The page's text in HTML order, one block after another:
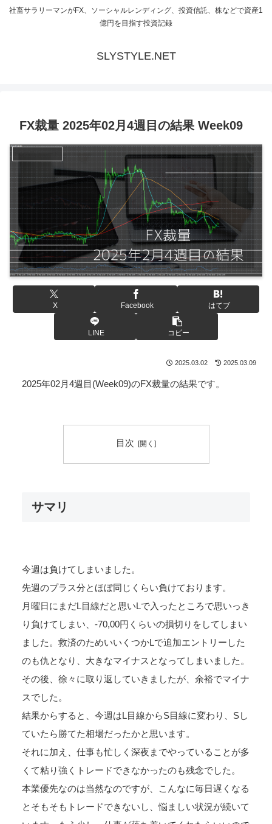
社畜サラリーマンがFX、ソーシャルレンディング、投資信託、株などで資産1
億円を目指す投資記録
SLYSTYLE.NET
FX裁量 2025年02月4週目の結果 Week09
X Facebook はてブ
LINE コピー
2025.03.02 2025.03.09
2025年02月4週目(Week09)のFX裁量の結果です。
目次
サマリ
今週は負けてしまいました。
先週のプラス分とほぼ同じくらい負けております。
月曜日にまだL目線だと思いLで入ったところで思いっき
り負けてしまい、-70,00円くらいの損切りをしてしまい
ました。救済のためいいくつかLで追加エントリーした
のも仇となり、大きなマイナスとなってしまいました。
その後、徐々に取り返していきましたが、余裕でマイナ
スでした。
結果からすると、今週はL目線からS目線に変わり、Sし
ていたら勝てた相場だったかと思います。
それに加え、仕事も忙しく深夜までやっていることが多
くて粘り強くトレードできなかったのも残念でした。
本業優先なのは当然なのですが、こんなに毎日遅くなる
とそもそもトレードできないし、悩ましい状況が続いて